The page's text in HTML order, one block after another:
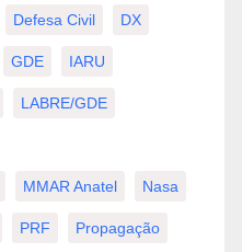
Defesa Civil DX
GDE IARU
LABRE/GDE
MMAR Anatel Nasa
PRF Propagação